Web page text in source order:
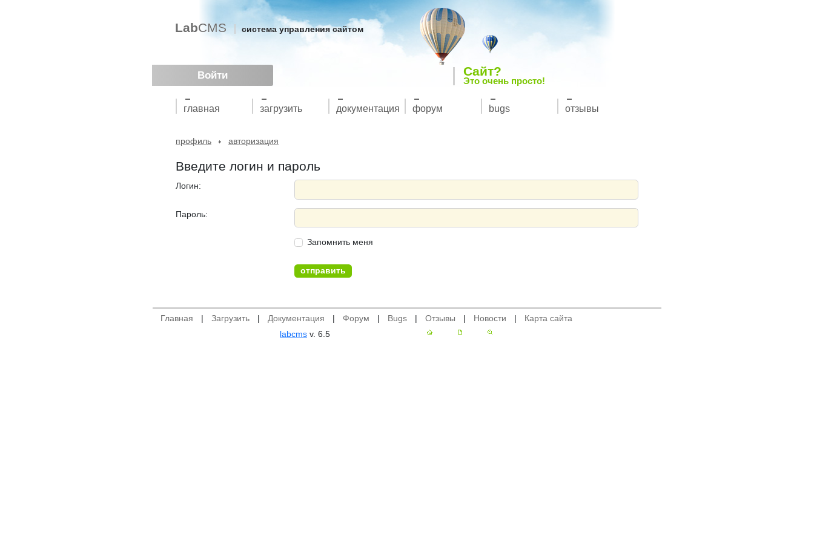
Войти
LabCMS система управления сайтом
Сайт?
Это очень просто!
главная загрузить документация форум bugs отзывы
профиль авторизация
Введите логин и пароль
Логин:
Пароль:
Запомнить меня
Главная | Загрузить | Документация | Форум | Bugs | Отзывы | Новости |
Карта сайта
labcms v. 6.5